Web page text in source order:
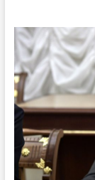
из
Кутаиси
пропали
из
из-
за